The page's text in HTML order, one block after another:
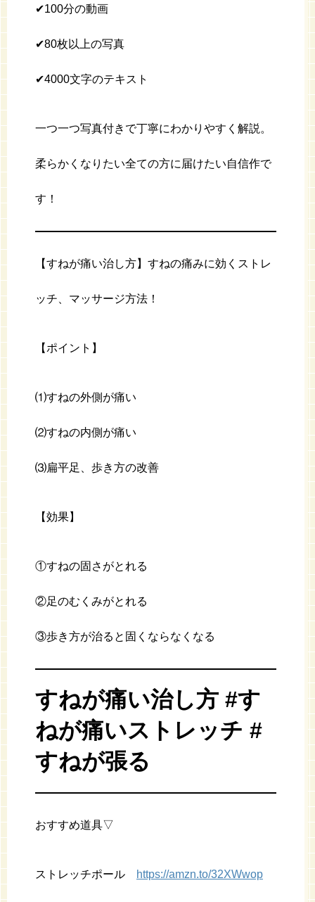
✔︎100分の動画
✔︎80枚以上の写真
✔︎4000文字のテキスト
一つ一つ写真付きで丁寧にわかりやすく解説。
柔らかくなりたい全ての方に届けたい自信作で
す！
【すねが痛い治し方】すねの痛みに効くストレ
ッチ、マッサージ方法！
【ポイント】
⑴すねの外側が痛い
⑵すねの内側が痛い
⑶扁平足、歩き方の改善
【効果】
①すねの固さがとれる
②足のむくみがとれる
③歩き方が治ると固くならなくなる
すねが痛い治し方 #す
ねが痛いストレッチ #
すねが張る
おすすめ道具▽
ストレッチポール https://amzn.to/32XWwop